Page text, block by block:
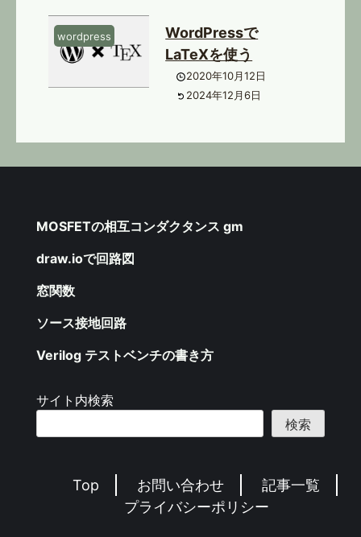
wordpress
WordPressで
LaTeXを使う
2020年10月12日
2024年12月6日
MOSFETの相互コンダクタンス gm
draw.ioで回路図
窓関数
ソース接地回路
Verilog テストベンチの書き方
サイト内検索
検索
Top お問い合わせ
記事一覧
プライバシーポリシー